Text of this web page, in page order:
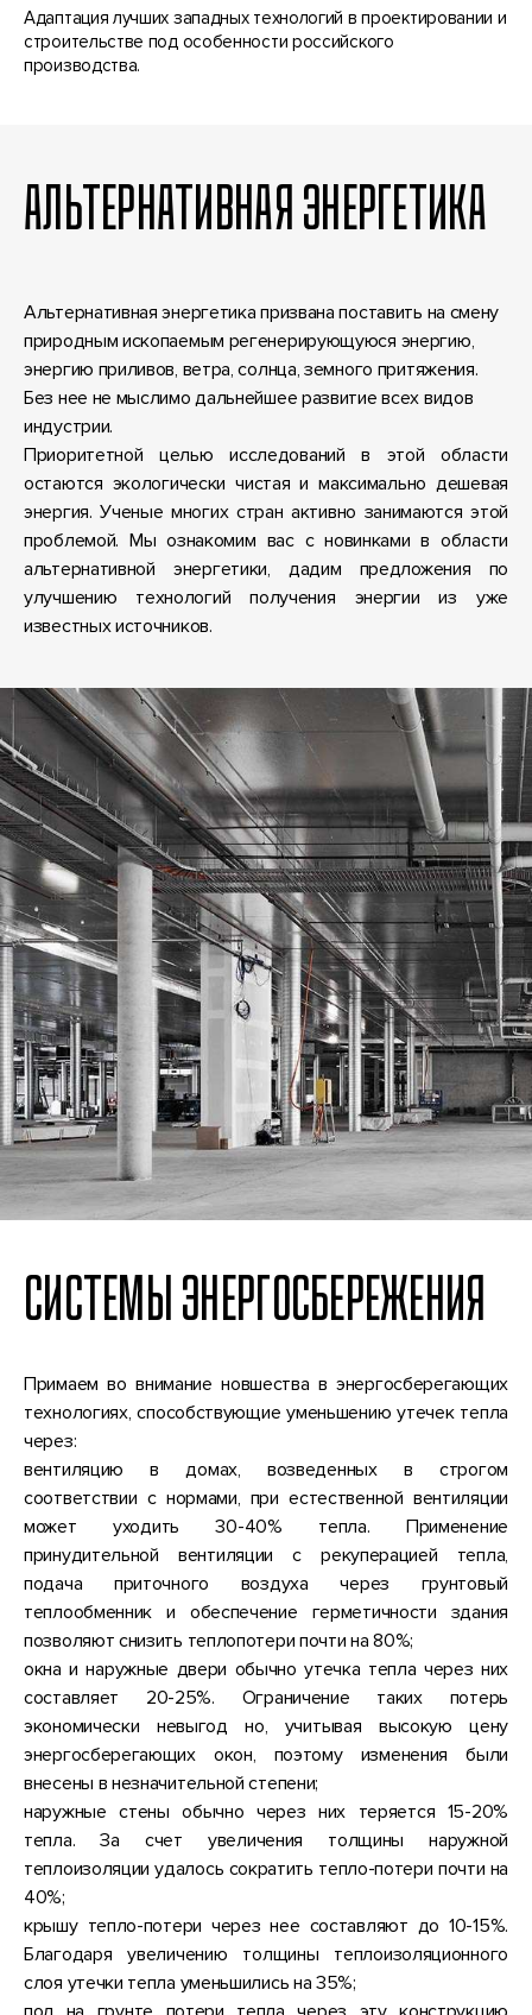
Адаптация лучших западных технологий в проектировании и
строительстве под особенности российского
производства.
АЛЬТЕРНАТИВНАЯ ЭНЕРГЕТИКА
Альтернативная энергетика призвана поставить на смену
природным ископаемым регенерирующуюся энергию,
энергию приливов, ветра, солнца, земного притяжения.
Без нее не мыслимо дальнейшее развитие всех видов
индустрии.
Приоритетной целью исследований в этой области
остаются экологически чистая и максимально дешевая
энергия. Ученые многих стран активно занимаются этой
проблемой. Мы ознакомим вас с новинками в области
альтернативной энергетики, дадим предложения по
улучшению технологий получения энергии из уже
известных источников.
СИСТЕМЫ ЭНЕРГОСБЕРЕЖЕНИЯ
Примаем во внимание новшества в энергосберегающих
технологиях, способствующие уменьшению утечек тепла
через:
вентиляцию в домах, возведенных в строгом
соответствии с нормами, при естественной вентиляции
может уходить 30-40% тепла. Применение
принудительной вентиляции с рекуперацией тепла,
подача приточного воздуха через грунтовый
теплообменник и обеспечение герметичности здания
позволяют снизить теплопотери почти на 80%;
окна и наружные двери обычно утечка тепла через них
составляет 20-25%. Ограничение таких потерь
экономически невыгод но, учитывая высокую цену
энергосберегающих окон, поэтому изменения были
внесены в незначительной степени;
наружные стены обычно через них теряется 15-20%
тепла. За счет увеличения толщины наружной
теплоизоляции удалось сократить тепло-потери почти на
40%;
крышу тепло-потери через нее составляют до 10-15%.
Благодаря увеличению толщины теплоизоляционного
слоя утечки тепла уменьшились на 35%;